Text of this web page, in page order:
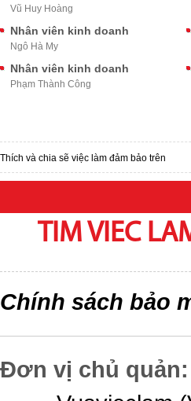
Vũ Huy Hoàng
Nhân viên kinh doanh
Ngô Hà My
Nhân viên kinh doanh
Phạm Thành Công
Thích và chia sẽ việc làm đảm bảo trên
TIM VIEC
Chính sách bảo
Đơn vị chủ quản: